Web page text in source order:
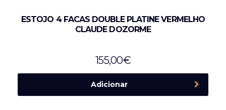
ESTOJO 4 FACAS DOUBLE PLATINE VERMELHO
CLAUDE DOZORME
155,00€
Adicionar